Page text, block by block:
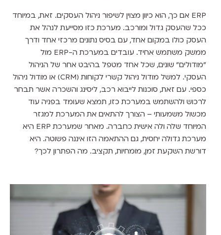
ERP אם כך, הוא כיוון מצוין לשיפור ניהול העסקים. זאת, במיוחד
ככל שהעסק גדול ומורכב. מערכת כזו מסייעת לנהל את
העסק כולו במקום אחד, עם בסיס נתונים מרכזי אחד ודרך
ממשק משתמש אחיד. עובדים במערכת ה-ERP מול
"מודולים" שונים, שכל אחד מטפל בהיבט אחר של הניהול
העסקי. למשל מודול ניהול קשרי לקוחות (CRM) או מודול ניהול
כספי. עם זאת, סוכנות לייבוא רכב, ליסינג והשכרה אשר תבחר
לרכוש ולהשתמש במערכת כזו, תמצא שעומד בפניה עוד
מכשול משמעותי – הצורך להתאים את המערכת למגזר
המיוחד שלה ולה אישית כחברה. מאחר שמערכת ERP היא
מערכת גדולה יחסית, גם ההתאמה הזו איננה פשוטה. היא
דורשת השקעת זמן, מומחיות, תקציב. מה הפתרון לכך?